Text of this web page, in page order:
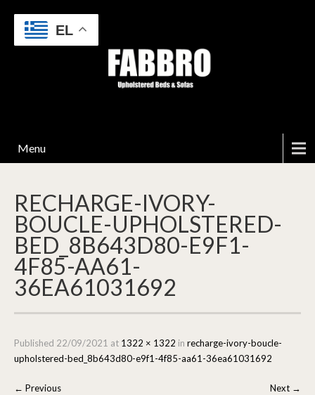
Menu
RECHARGE-IVORY-
BOUCLE-UPHOLSTERED-
BED_8B643D80-E9F1-
4F85-AA61-
36EA61031692
Published 22/09/2021 at 1322 × 1322 in recharge-ivory-boucle-
upholstered-bed_8b643d80-e9f1-4f85-aa61-36ea61031692
← Previous Next →
EL